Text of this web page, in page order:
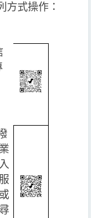
方式操作：